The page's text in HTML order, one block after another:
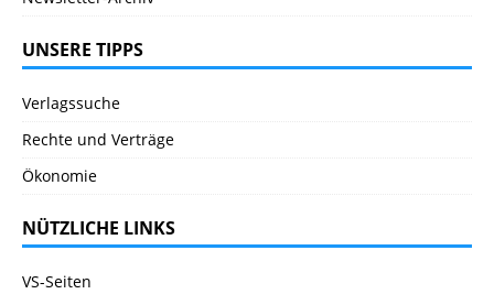
UNSERE TIPPS
Verlagssuche
Rechte und Verträge
Ökonomie
NÜTZLICHE LINKS
VS-Seiten